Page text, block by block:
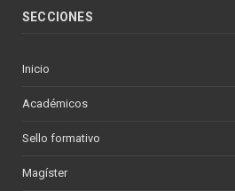
SECCIONES
Inicio
Académicos
Sello formativo
Magíster